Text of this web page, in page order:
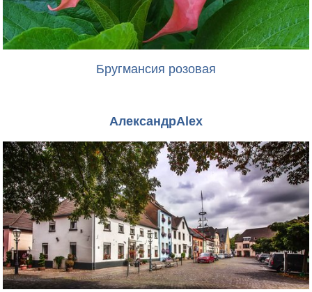
Бругмансия розовая
АлександрAlex